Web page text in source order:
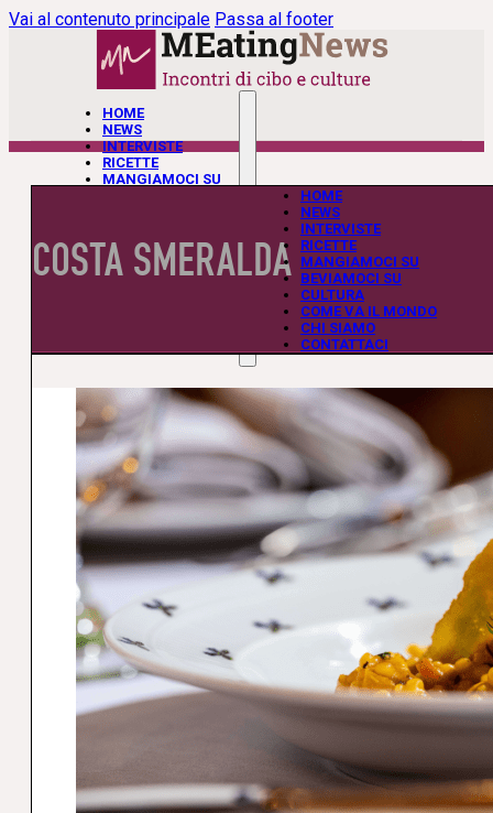
Vai al contenuto principale Passa al footer
HOME
NEWS
INTERVISTE
RICETTE
MANGIAMOCI SU
CHI SIAMO
CONTATTACI
HOME
NEWS
INTERVISTE
RICETTE
MANGIAMOCI SU
BEVIAMOCI SU
CULTURA
COME VA IL MONDO
CHI SIAMO
CONTATTACI
COSTA SMERALDA